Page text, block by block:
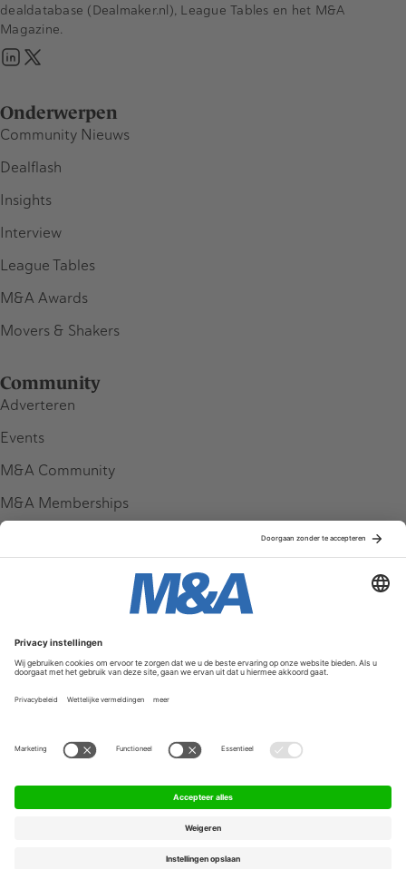
Onderwerpen
Community Nieuws
Dealflash
Insights
Interview
League Tables
M&A Awards
Movers & Shakers
Community
Adverteren
Events
M&A Community
M&A Memberships
Service & Contact
Contact
FAQ
Werken bij ons
Algemene Voorwaarden
dealdatabase (Dealmaker.nl), League Tables en het M&A
Magazine.